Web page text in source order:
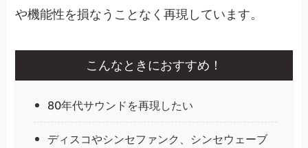
や機能性を損なうことなく再現しています。
こんなときにおすすめ！
80年代サウンドを再現したい
ディスコやシンセファンク、シンセウェーブ